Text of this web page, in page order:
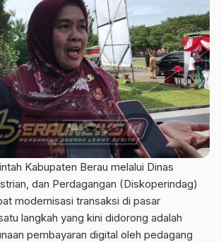
Kabupaten Berau melalui Dinas
dan Perdagangan (Diskoperindag)
modernisasi transaksi di pasar
langkah yang kini didorong adalah
pembayaran digital oleh pedagang